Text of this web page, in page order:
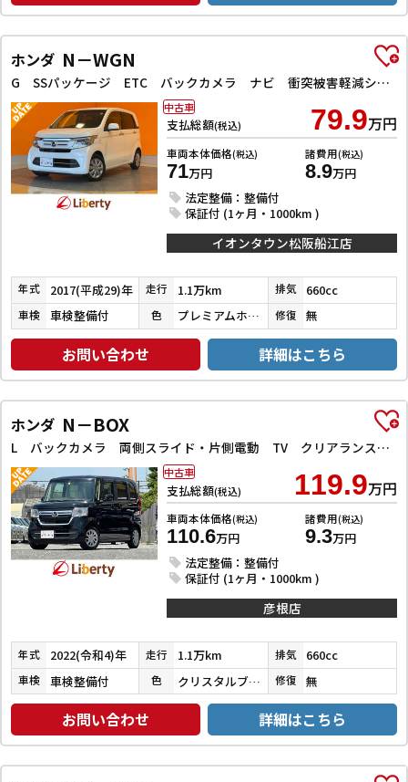
ホンダ N－WGN
G SSパッケージ ETC バックカメラ ナビ 衝突被害軽減システム オートライト スマートキー アイドリングストップ 電動格納ミラー ベンチシート CVT ESC Bluetooth エアコン パワーウィンドウ
支払総額(税込) 79.9万円
車両本体価格(税込)
71万円
諸費用(税込)
8.9万円
法定整備：整備付
保証付 (1ヶ月・1000km )
中古車
イオンタウン松阪船江店
年式 2017(平成29)年 走行 1.1万km 排気 660cc
車検 車検整備付 色 プレミアムホワイトパールⅡ 修復 無
お問い合わせ 詳細はこちら
ホンダ N－BOX
L バックカメラ 両側スライド・片側電動 TV クリアランスソナー オートクルーズコントロール レーンアシスト 衝突被害軽減システム スマートキー アイドリングストップ 電動格納ミラー ベンチシート
支払総額(税込) 119.9万円
車両本体価格(税込)
110.6万円
諸費用(税込)
9.3万円
法定整備：整備付
保証付 (1ヶ月・1000km )
中古車
彦根店
年式 2022(令和4)年 走行 1.1万km 排気 660cc
車検 車検整備付 色 クリスタルブラックパール 修復 無
お問い合わせ 詳細はこちら